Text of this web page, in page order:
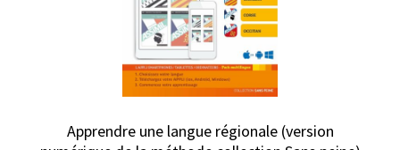
Apprendre une langue régionale (version